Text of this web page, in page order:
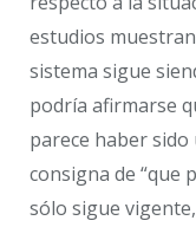
estudios
sistema sigue
podría afirmarse
parece haber sido
consigna de “que
sólo sigue